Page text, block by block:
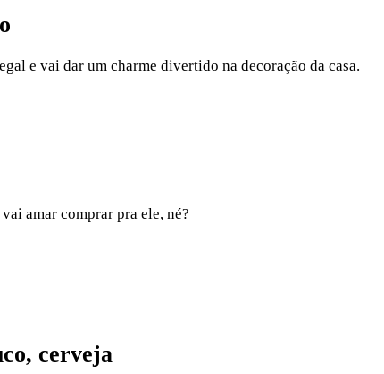
e vai dar um charme divertido na decoração da casa.
amar comprar pra ele, né?
cerveja